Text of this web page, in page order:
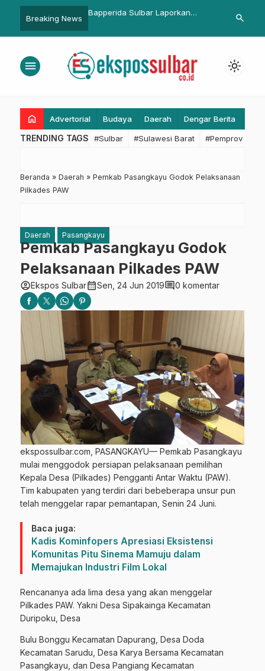
Breaking News
Sulbar di Ajang Goju
Sulsel
Bapperida Sulbar Laporkan
Semester I Tahun 2025
BPBD
Poso dan
search
menu light_mode
home Advertorial Budaya Daerah Dengar Berita
TRENDING TAGS #Sulbar #Sulawesi Barat #Pemprov
Beranda » Daerah » Pemkab Pasangkayu Godok Pelaksanaan
Pilkades PAW
Daerah Pasangkayu
Pemkab Pasangkayu Godok
Pelaksanaan Pilkades PAW
account_circleEkspos Sulbarcalendar_monthSen, 24 Jun 2019comment0 komentar
ekspossulbar.com, PASANGKAYU— Pemkab Pasangkayu
mulai menggodok persiapan pelaksanaan pemilihan
Kepala Desa (Pilkades) Pengganti Antar Waktu (PAW).
Tim kabupaten yang terdiri dari bebeberapa unsur pun
telah menggelar rapar pemantapan, Senin 24 Juni.
Baca juga:
Kadis Kominfopers Apresiasi Eksistensi
Komunitas Pitu Sinema Mamuju dalam
Memajukan Industri Film Lokal
Rencananya ada lima desa yang akan menggelar
Pilkades PAW. Yakni Desa Sipakainga Kecamatan
Duripoku, Desa
Bulu Bonggu Kecamatan Dapurang, Desa Doda
Kecamatan Sarudu, Desa Karya Bersama Kecamatan
Pasangkayu, dan Desa Pangiang Kecamatan